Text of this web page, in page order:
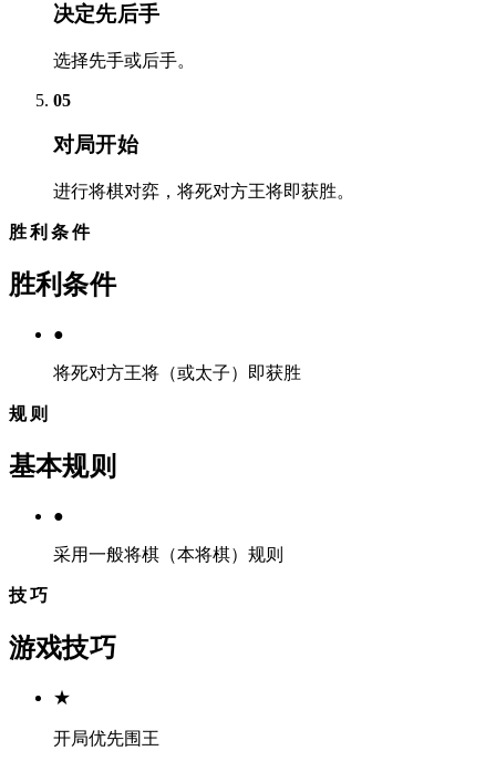
决定先后手
选择先手或后手。
05
对局开始
进行将棋对弈，将死对方王将即获胜。
胜利条件
胜利条件
●
将死对方王将（或太子）即获胜
规则
基本规则
●
采用一般将棋（本将棋）规则
技巧
游戏技巧
★
开局优先围王